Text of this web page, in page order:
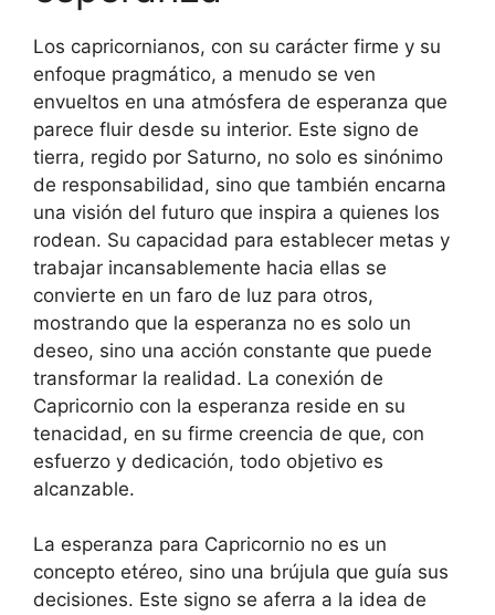
Los capricornianos, con su carácter firme y su
enfoque pragmático, a menudo se ven
envueltos en una atmósfera de esperanza que
parece fluir desde su interior. Este signo de
tierra, regido por Saturno, no solo es sinónimo
de responsabilidad, sino que también encarna
una visión del futuro que inspira a quienes los
rodean. Su capacidad para establecer metas y
trabajar incansablemente hacia ellas se
convierte en un faro de luz para otros,
mostrando que la esperanza no es solo un
deseo, sino una acción constante que puede
transformar la realidad. La conexión de
Capricornio con la esperanza reside en su
tenacidad, en su firme creencia de que, con
esfuerzo y dedicación, todo objetivo es
alcanzable.
La esperanza para Capricornio no es un
concepto etéreo, sino una brújula que guía sus
decisiones. Este signo se aferra a la idea de